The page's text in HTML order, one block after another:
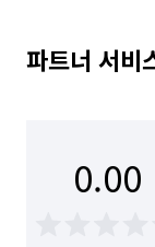
파트너 서비
0.00